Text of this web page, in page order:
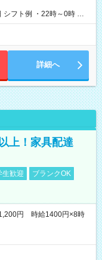
フト例 ・22時～0時 入
申請してください。
詳細へ
上！家具配達
生歓迎
ブランクOK
円 時給1400円×8時